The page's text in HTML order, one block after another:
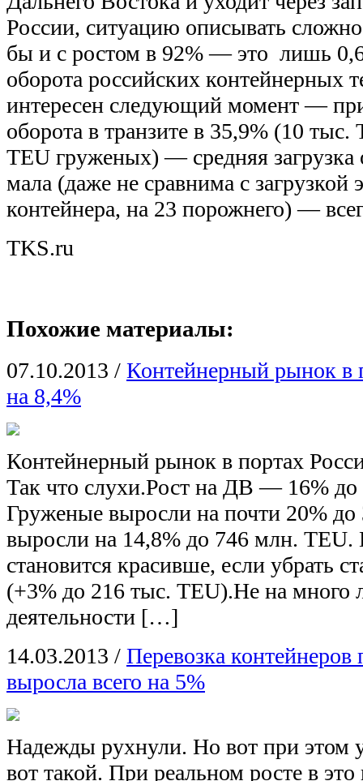
России, ситуацию описывать
бы и с ростом в 92% — это лишь
оборота российских контейнерных
интересен следующий момент —
оборота в транзите в 35,9% (10
TEU груженых) — средняя
мала (даже не сравнима с загрузкой
контейнера, на 23 порожнего) —
TKS.ru
Похожие материалы:
07.10.2013 / Контейнерный рынок в
на 8,4%
Контейнерный рынок в портах
Так что слухи.Рост на ДВ — 16%
Груженые выросли на почти 20%
выросли на 14,8% до 746 млн. TEU.
становится красивше, если убрать
(+3% до 216 тыс. TEU).Не на много
деятельности […]
14.03.2013 / Перевозка
выросла всего на 5%
Надежды рухнули. Но вот при этом
вот такой. При реальном росте в